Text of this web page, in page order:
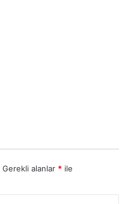
Gerekli alanlar * ile